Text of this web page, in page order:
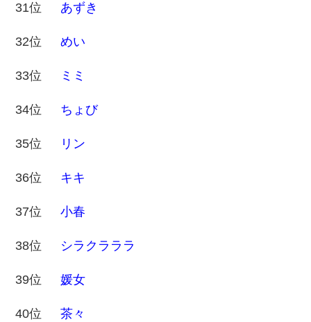
31位 あずき
32位 めい
33位 ミミ
34位 ちょび
35位 リン
36位 キキ
37位 小春
38位 シラクラララ
39位 媛女
40位 茶々